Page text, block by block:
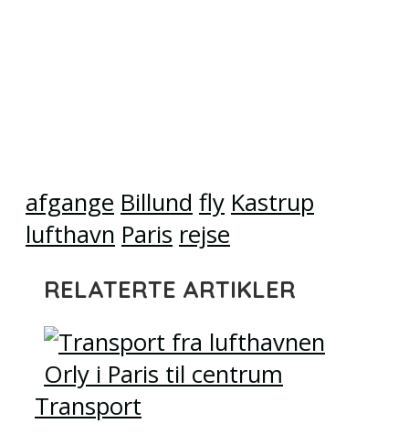
afgange Billund fly Kastrup
lufthavn Paris rejse
RELATERTE ARTIKLER
Transport